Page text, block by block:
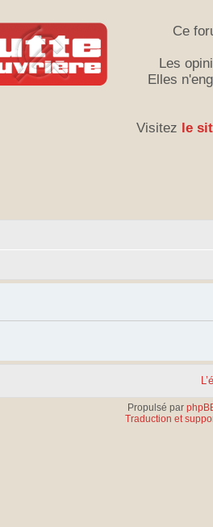
Ce
Les
Elles
Visitez le
Propulsé par
Traduction et